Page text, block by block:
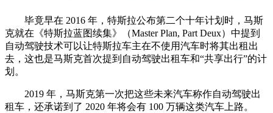
毕竟早在 2016 年，特斯拉公布第二个十年计划时，马斯
克就在《特斯拉蓝图续集》（Master Plan, Part Deux）中提到
自动驾驶技术可以让特斯拉车主在不使用汽车时将其出租出
去，这也是马斯克首次提到自动驾驶出租车和“共享出行”的计
划。
2019 年，马斯克第一次把这些未来汽车称作自动驾驶出
租车，还承诺到了 2020 年将会有 100 万辆这类汽车上路。